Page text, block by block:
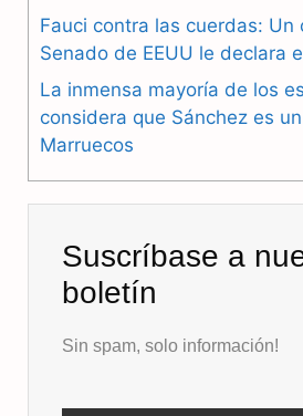
k
m
p
Fauci contra las cuerdas: Un
Senado de EEUU le declara
La inmensa mayoría de los
considera que Sánchez es
Marruecos
Suscríbase a
boletín
Sin spam, solo información!